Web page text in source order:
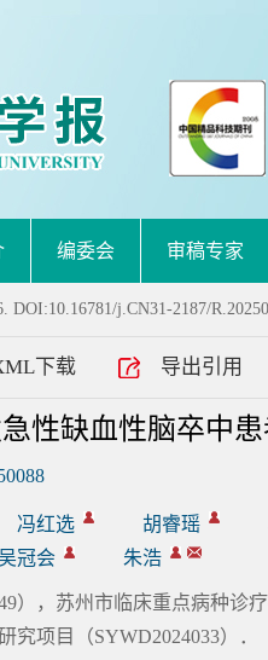
编委会 审稿专家
DOI:10.16781/j.CN31-2187/
下载 导出引用
性缺血性脑卒中
冯红选 胡睿瑶
冠会 朱浩
），苏州市临床重点病种诊
项目（SYWD2024033）．